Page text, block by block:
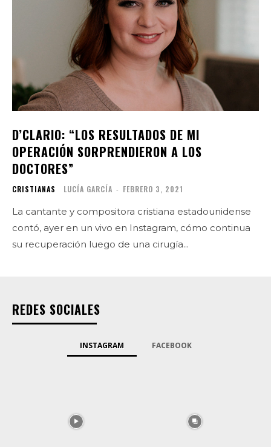
D’CLARIO: “LOS RESULTADOS DE MI
OPERACIÓN SORPRENDIERON A LOS
DOCTORES”
CRISTIANAS LUCÍA GARCÍA - FEBRERO 3, 2021
La cantante y compositora cristiana estadounidense
contó, ayer en un vivo en Instagram, cómo continua
su recuperación luego de una cirugía...
REDES SOCIALES
INSTAGRAM FACEBOOK